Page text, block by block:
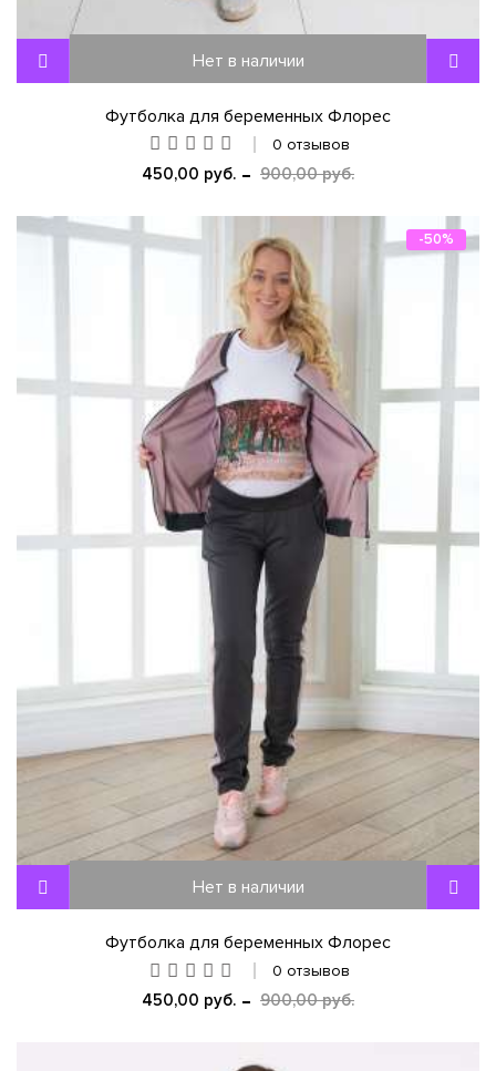
Нет в наличии
Футболка для беременных Флорес
0 отзывов
450,00 руб. 900,00 руб.
-50%
Нет в наличии
Футболка для беременных Флорес
0 отзывов
450,00 руб. 900,00 руб.